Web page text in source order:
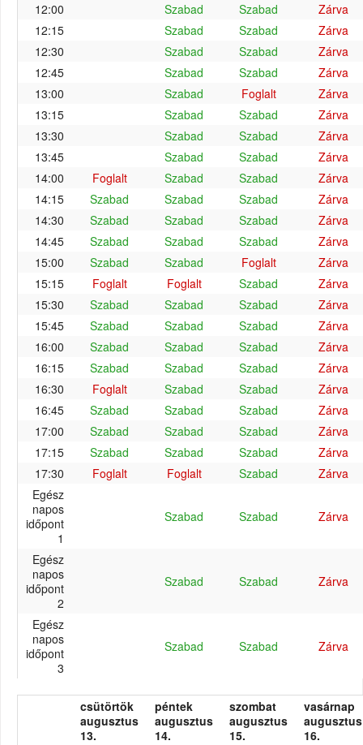
12:00
Szabad Szabad
Zárva
12:15
Szabad Szabad
Zárva
12:30
Szabad Szabad
Zárva
12:45
Szabad Szabad
Zárva
13:00
Szabad Foglalt
Zárva
13:15
Szabad Szabad
Zárva
13:30
Szabad Szabad
Zárva
13:45
Szabad Szabad
Zárva
14:00
Foglalt Szabad Szabad
Zárva
14:15
Szabad Szabad Szabad
Zárva
14:30
Szabad Szabad Szabad
Zárva
14:45
Szabad Szabad Szabad
Zárva
15:00
Szabad Szabad Foglalt
Zárva
15:15
Foglalt Foglalt Szabad
Zárva
15:30
Szabad Szabad Szabad
Zárva
15:45
Szabad Szabad Szabad
Zárva
16:00
Szabad Szabad Szabad
Zárva
16:15
Szabad Szabad Szabad
Zárva
16:30
Foglalt Szabad Szabad
Zárva
16:45
Szabad Szabad Szabad
Zárva
17:00
Szabad Szabad Szabad
Zárva
17:15
Szabad Szabad Szabad
Zárva
17:30
Foglalt Foglalt Szabad
Zárva
Egész
napos
időpont
1
Szabad Szabad Zárva
Egész
napos
időpont
2
Szabad Szabad Zárva
Egész
napos
időpont
3
Szabad Szabad Zárva
csütörtök
augusztus
13.
péntek
augusztus
14.
szombat
augusztus
15.
vasárnap
augusztus
16.